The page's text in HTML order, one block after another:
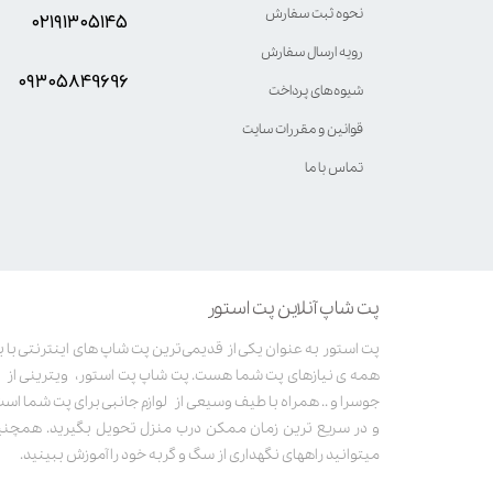
پت شاپ آنلاین پت استور
همه ی نیازهای پت شما هست. پت شاپ پت استور، ویترینی از
جوسرا و .. همراه با طیف وسیعی از لوازم جانبی برای پت شما
و در سریع ترین زمان ممکن درب منزل تحویل بگیرید.
میتوانید راههای نگهداری از سگ و گربه خود را آموزش ببینید.
نحوه ثبت سفارش
رویه ارسال سفارش
شیوه‌های پرداخت
قوانین و مقررات سایت
تماس با ما
۰۲۱۹۱۳۰۵۱۴۵
۰۹۳۰۵8۴9696